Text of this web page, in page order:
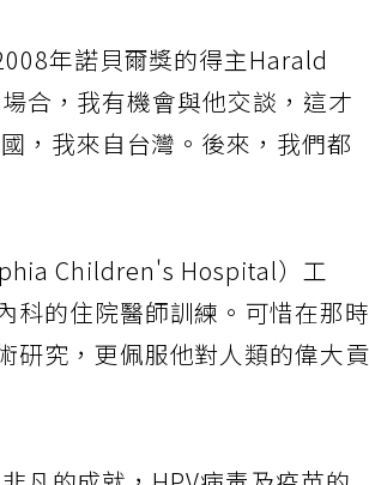
年諾貝爾獎的得主Harald
合，我有機會與他交談，這才
，我來自台灣。後來，我們都
Children's Hospital）工
科的住院醫師訓練。可惜在那時
研究，更佩服他對人類的偉大貢